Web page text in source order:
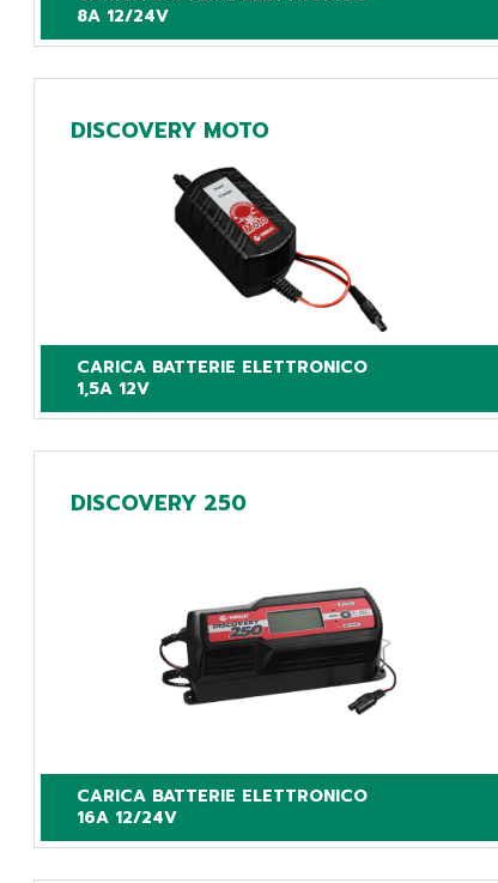
8A 12/24V
DISCOVERY MOTO
CARICA BATTERIE ELETTRONICO
1,5A 12V
DISCOVERY 250
CARICA BATTERIE ELETTRONICO
16A 12/24V